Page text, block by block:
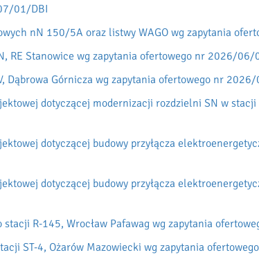
01/DBI
nN 150/5A oraz listwy WAGO wg zapytania
RE Stanowice wg zapytania ofertowego nr 2026/06/
Dąbrowa Górnicza wg zapytania ofertowego nr
dotyczącej modernizacji rozdzielni SN w
dotyczącej budowy przyłącza
dotyczącej budowy przyłącza
stacji R-145, Wrocław Pafawag wg zapytania
ST-4, Ożarów Mazowiecki wg zapytania